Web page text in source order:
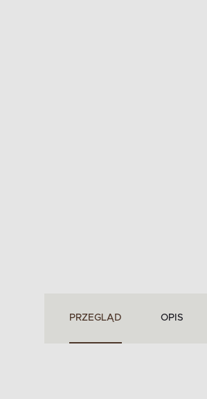
PRZEGLĄD OPIS